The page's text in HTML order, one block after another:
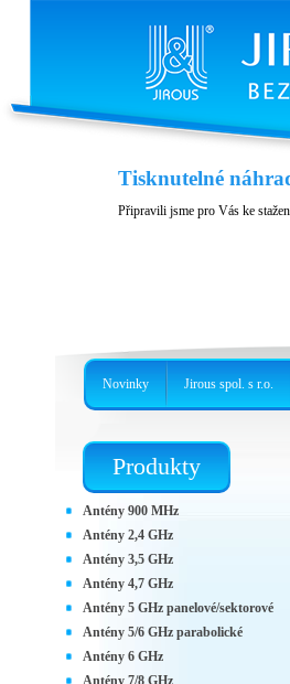
Kryt JH-LHG
Kryt pro jednotky RBLHG
Tisknutelné
Připravili jsme pro Vás ke
Produkty
Antény 900 MHz
Antény 2,4 GHz
Antény 3,5 GHz
Antény 4,7 GHz
Antény 5 GHz panelové/sektorové
Antény 5/6 GHz parabolické
Antény 6 GHz
Antény 7/8 GHz
Novinky Jirous spol. s r.o.